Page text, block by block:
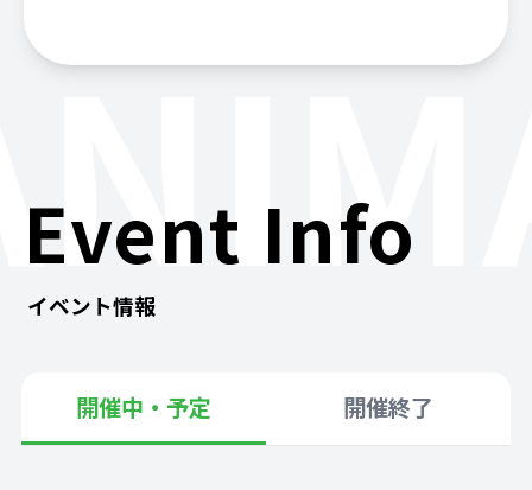
Event Info
イベント情報
開催中・予定 開催終了